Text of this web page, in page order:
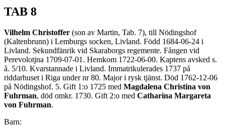
TAB 8
Vilhelm Christoffer (son av Martin, Tab. 7), till Nödingshof
(Kaltenbrunn) i Lemburgs socken, Livland. Född 1684-06-24 i
Livland. Sekundfänrik vid Skaraborgs regemente. Fången vid
Perevolotjna 1709-07-01. Hemkom 1722-06-00. Kaptens avsked s.
å. 5/10. Kvarstannade i Livland. Immatrikulerades 1737 på
riddarhuset i Riga under nr 80. Major i rysk tjänst. Död 1762-12-06
på Nödingshof. 5. Gift 1:o 1725 med Magdalena Christina von
Fuhrman, död omkr. 1730. Gift 2:o med Catharina Margareta
von Fuhrman.
Barn: